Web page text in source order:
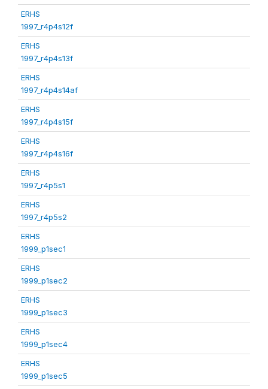
ERHS
1997_r4p4s12f
ERHS
1997_r4p4s13f
ERHS
1997_r4p4s14af
ERHS
1997_r4p4s15f
ERHS
1997_r4p4s16f
ERHS
1997_r4p5s1
ERHS
1997_r4p5s2
ERHS
1999_p1sec1
ERHS
1999_p1sec2
ERHS
1999_p1sec3
ERHS
1999_p1sec4
ERHS
1999_p1sec5